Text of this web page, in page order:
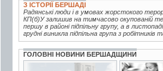
З ІСТОРІЇ БЕРШАДІ
Радянські люди і в умовах жорстокого
КП(б)У залишив на тимчасово окупованій
першу в районі підпільну групу, а в
грудні виникла підпільна група з робітників
ГОЛОВНІ НОВИНИ БЕРШАДЩИНИ